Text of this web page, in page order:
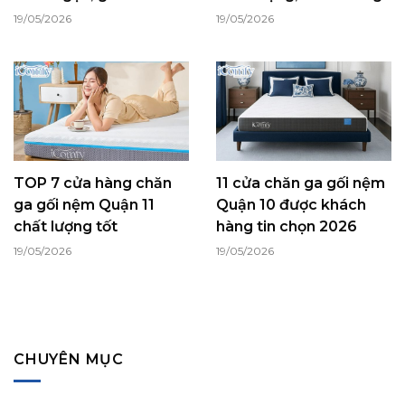
19/05/2026 19/05/2026
TOP 7 cửa hàng chăn
ga gối nệm Quận 11
chất lượng tốt
19/05/2026
11 cửa chăn ga gối nệm
Quận 10 được khách
hàng tin chọn 2026
19/05/2026
CHUYÊN MỤC